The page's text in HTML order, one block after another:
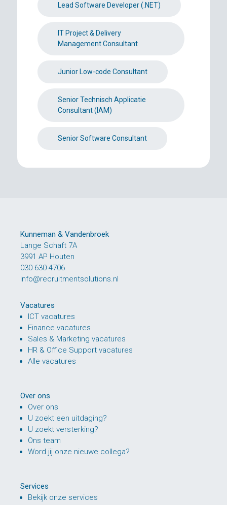
Lead Software Developer (.NET)
IT Project & Delivery
Management Consultant
Junior Low-code Consultant
Senior Technisch Applicatie
Consultant (IAM)
Senior Software Consultant
Kunneman & Vandenbroek
Lange Schaft 7A
3991 AP Houten
030 630 4706
info@recruitmentsolutions.nl
Vacatures
ICT vacatures
Finance vacatures
Sales & Marketing vacatures
HR & Office Support vacatures
Alle vacatures
Over ons
Over ons
U zoekt een uitdaging?
U zoekt versterking?
Ons team
Word jij onze nieuwe collega?
Services
Bekijk onze services